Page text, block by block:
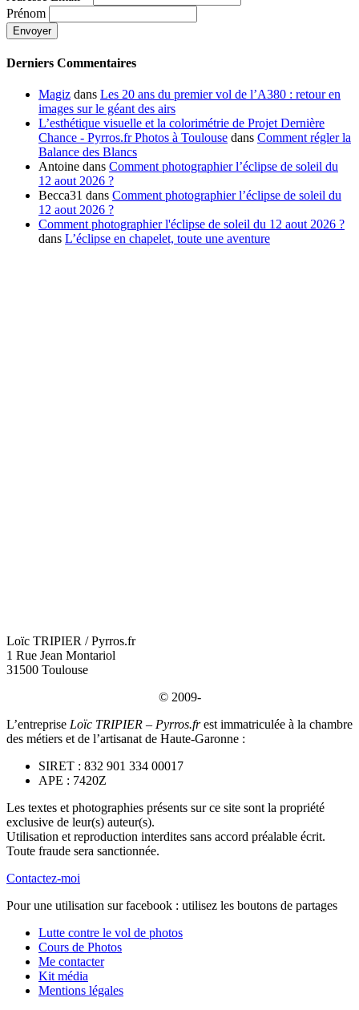
Prénom
Derniers Commentaires
Magiz dans Les 20 ans du premier vol de l’A380 : retour en
images sur le géant des airs
L’esthétique visuelle et la colorimétrie de Projet Dernière
Chance - Pyrros.fr Photos à Toulouse dans Comment régler la
Balance des Blancs
Antoine dans Comment photographier l’éclipse de soleil du
12 aout 2026 ?
Becca31 dans Comment photographier l’éclipse de soleil du
12 aout 2026 ?
Comment photographier l'éclipse de soleil du 12 aout 2026 ?
dans L’éclipse en chapelet, toute une aventure
Loïc TRIPIER / Pyrros.fr
1 Rue Jean Montariol
31500 Toulouse
© 2009-
L’entreprise Loïc TRIPIER – Pyrros.frest immatriculée à la chambre
des métiers et de l’artisanat de Haute-Garonne :
SIRET : 832 901 334 00017
APE : 7420Z
Les textes et photographies présents sur ce site sont la propriété
exclusive de leur(s) auteur(s).
Utilisation et reproduction interdites sans accord préalable écrit.
Toute fraude sera sanctionnée.
Contactez-moi
Pour une utilisation sur facebook : utilisez les boutons de partages
Lutte contre le vol de photos
Cours de Photos
Me contacter
Kit média
Mentions légales